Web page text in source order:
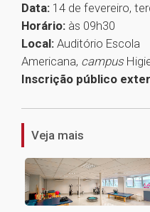
Data: 14 de fevereiro,
Horário: às 09h30
Local: Auditório Escola
Americana, campus
Inscrição público
Veja mais